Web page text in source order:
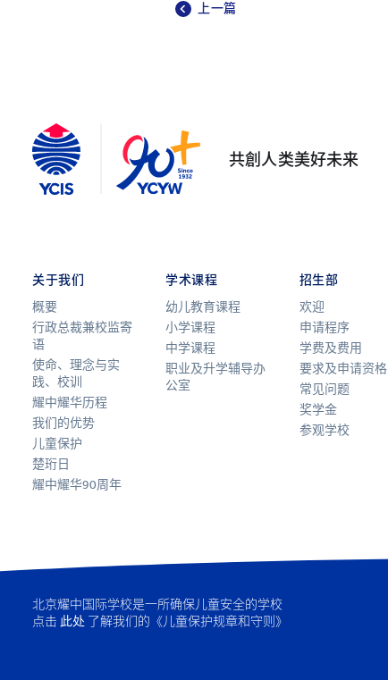
上一篇
共創人类美好未来
关于我们
概要
行政总裁兼校监寄
语
使命、理念与实
践、校训
耀中耀华历程
我们的优势
儿童保护
楚珩日
耀中耀华90周年
学术课程
幼儿教育课程
小学课程
中学课程
职业及升学辅导办
公室
招生部
欢迎
申请程序
学费及费用
要求及申请资格
常见问题
奖学金
参观学校
北京耀中国际学校是一所确保儿童安全的学校
点击 此处 了解我们的《儿童保护规章和守则》